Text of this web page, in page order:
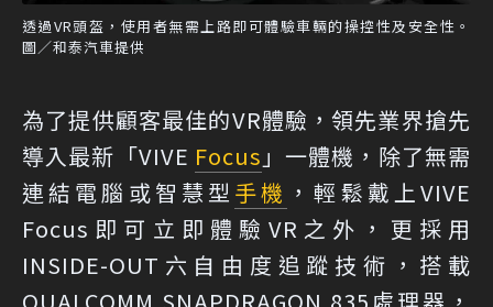
透過VR頭盔，使用者無需上路即可體驗車輛的操控性及安全性。
圖／和泰汽車提供
為了提供顧客最佳的VR體驗，領先業界搶先
導入最新「VIVE Focus 」一體機，除了無需
連結電腦或智慧型 手機 ，輕鬆戴上VIVE
Focus即可立即體驗VR之外，更採用
INSIDE-OUT六自由度追蹤技術，搭載